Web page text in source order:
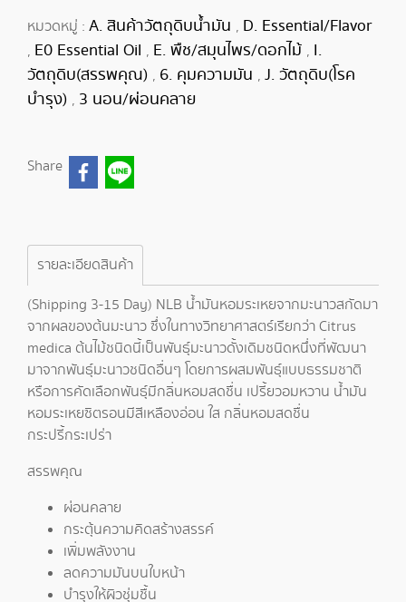
หมวดหมู่ : A. สินค้าวัตถุดิบน้ำมัน , D. Essential/Flavor
, E0 Essential Oil , E. พืช/สมุนไพร/ดอกไม้ , I.
วัตถุดิบ(สรรพคุณ) , 6. คุมความมัน , J. วัตถุดิบ(โรค
บำรุง) , 3 นอน/ผ่อนคลาย
Share
รายละเอียดสินค้า
(Shipping 3-15 Day) NLB น้ำมันหอมระเหยจากมะนาวสกัดมา
จากผลของต้นมะนาว ซึ่งในทางวิทยาศาสตร์เรียกว่า Citrus
medica ต้นไม้ชนิดนี้เป็นพันธุ์มะนาวดั้งเดิมชนิดหนึ่งที่พัฒนา
มาจากพันธุ์มะนาวชนิดอื่นๆ โดยการผสมพันธุ์แบบธรรมชาติ
หรือการคัดเลือกพันธุ์มีกลิ่นหอมสดชื่น เปรี้ยวอมหวาน น้ำมัน
หอมระเหยซิตรอนมีสีเหลืองอ่อน ใส กลิ่นหอมสดชื่น
กระปรี้กระเปร่า
สรรพคุณ
ผ่อนคลาย
กระตุ้นความคิดสร้างสรรค์
เพิ่มพลังงาน
ลดความมันบนใบหน้า
บำรุงให้ผิวชุ่มชื้น